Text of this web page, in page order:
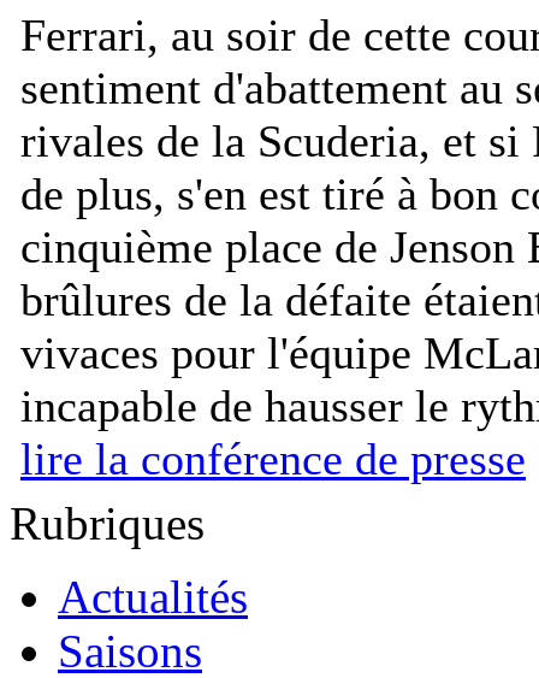
Ferrari, au soir de cette
sentiment d'abattement au
rivales de la Scuderia, et si
de plus, s'en est tiré à bon
cinquième place de Jenson
brûlures de la défaite
vivaces pour l'équipe
incapable de hausser le
lire la conférence de presse
Rubriques
Actualités
Saisons